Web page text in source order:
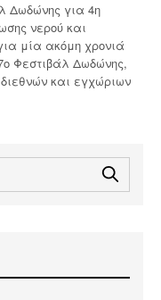
Δωδώνης για 4η
νερού και
μία ακόμη χρονιά
Φεστιβάλ Δωδώνης,
διεθνών και εγχώριων